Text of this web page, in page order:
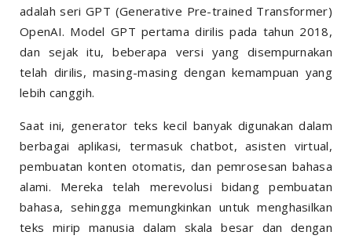
adalah seri GPT (Generative Pre-trained Transformer)
OpenAI. Model GPT pertama dirilis pada tahun 2018,
dan sejak itu, beberapa versi yang disempurnakan
telah dirilis, masing-masing dengan kemampuan yang
lebih canggih.
Saat ini, generator teks kecil banyak digunakan dalam
berbagai aplikasi, termasuk chatbot, asisten virtual,
pembuatan konten otomatis, dan pemrosesan bahasa
alami. Mereka telah merevolusi bidang pembuatan
bahasa, sehingga memungkinkan untuk menghasilkan
teks mirip manusia dalam skala besar dan dengan